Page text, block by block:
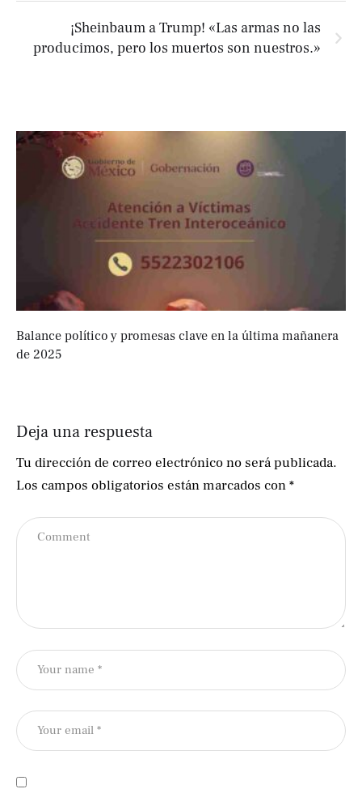
¡Sheinbaum a Trump! «Las armas no las
producimos, pero los muertos son nuestros.»
Balance político y promesas clave en la última mañanera
de 2025
Deja una respuesta
Tu dirección de correo electrónico no será publicada.
Los campos obligatorios están marcados con*